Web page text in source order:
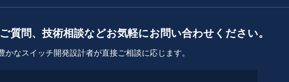
質問、技術相談などお気軽にお問い合わせください。
かなスイッチ開発設計者が直接ご相談に応じます。